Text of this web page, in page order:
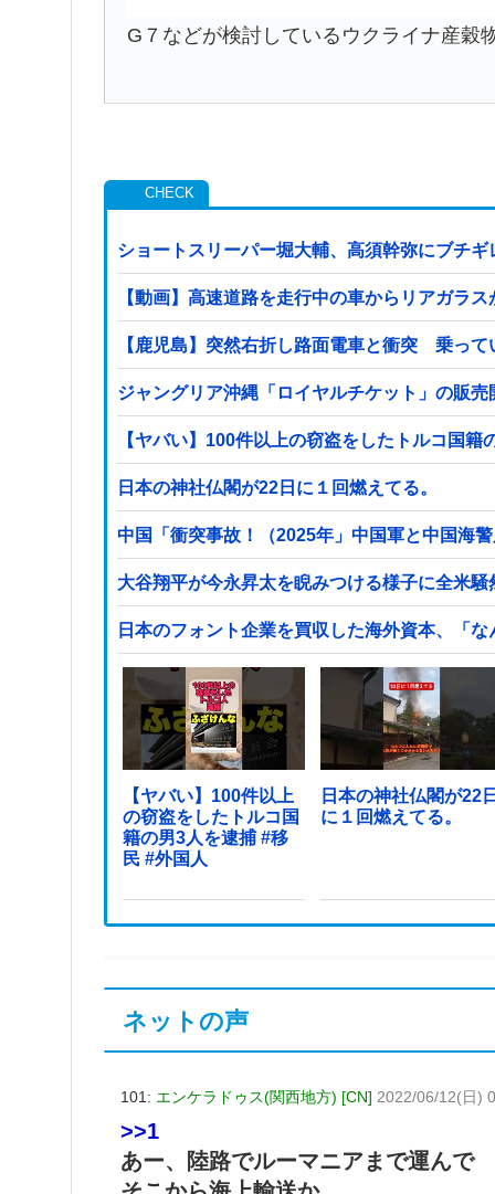
G７などが検討しているウクライナ産穀
ショートスリーパー堀大輔、高須幹弥にブチギ
【動画】高速道路を走行中の車からリアガラ
【鹿児島】突然右折し路面電車と衝突 乗っ
ジャングリア沖縄「ロイヤルチケット」の販
日本の神社仏閣が22日に１回燃えてる。
中国「衝突事故！（2025年」中国軍と中国海
大谷翔平が今永昇太を睨みつける様子に全米
日本のフォント企業を買収した海外資本、「
【ヤバい】100件以上
の窃盗をしたトルコ国
籍の男3人を逮捕 #移
民 #外国人
日本の神社仏閣が22
に１回燃えてる。
ネットの声
101: エンケラドゥス(関西地方) [CN] 2022/06/12(日)
>>1
あー、陸路でルーマニアまで運んで